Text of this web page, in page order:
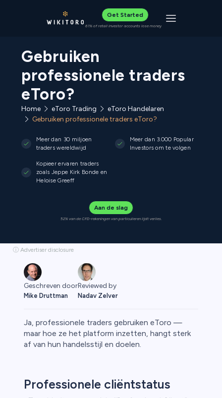
Get Started
61% of retail investor accounts lose money Toggle
Gebruiken
professionele traders
eToro?
Home eToro Trading
eToro Handelaren
Gebruiken professionele traders eToro?
Meer dan 30 miljoen
traders wereldwijd
Meer dan 3.000 Popular
Investors om te volgen
Kopieer ervaren traders
zoals Jeppe Kirk Bonde en
Heloise Greeff
Aan de slag
52% van de CFD-rekeningen van particulieren lijdt verlies.
ⓘ Advertiser disclosure
Geschreven door
Mike Druttman
Reviewed by
Nadav Zelver
Ja, professionele traders gebruiken eToro —
maar hoe ze het platform inzetten, hangt sterk
af van hun handelsstijl en doelen.
Professionele cliëntstatus